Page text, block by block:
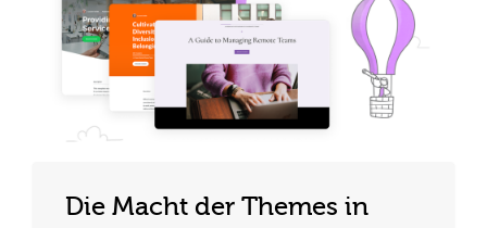
Die Macht der Themes in